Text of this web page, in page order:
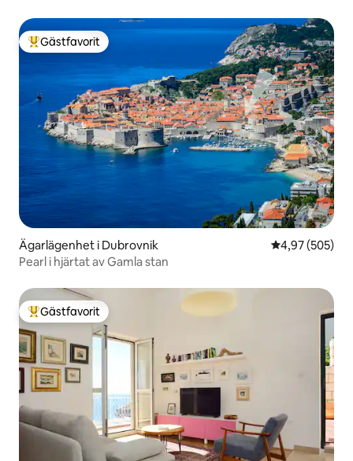
Populär gästfavorit
Gästfavorit
Ägarlägenhet i Dubrovnik 4,97 av 5 i
4,97 (505)
Pearl i hjärtat av Gamla stan
Populär gästfavorit
Gästfavorit